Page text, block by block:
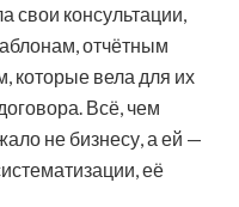
свои консультации,
отчётным
которые вела для их
Всё, чем
не бизнесу, а ей —
её